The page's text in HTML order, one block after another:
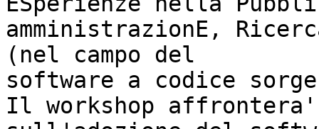
amministrazionE,
(nel campo del
software a codice
Il workshop